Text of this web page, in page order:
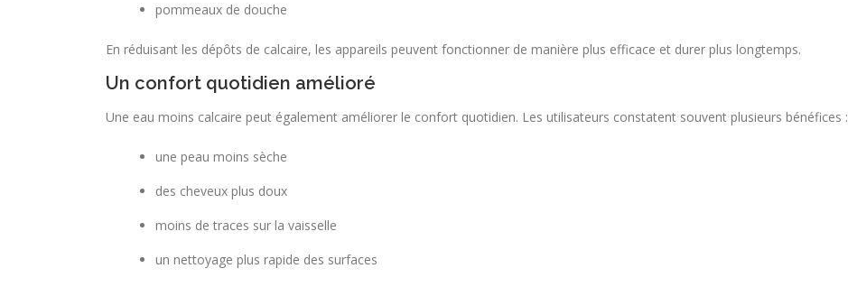
pommeaux de douche
En réduisant les dépôts de calcaire, les appareils peuvent fonctionner de manière plus efficace et durer plus longtemps.
Un confort quotidien amélioré
Une eau moins calcaire peut également améliorer le confort quotidien. Les utilisateurs constatent souvent plusieurs bénéfices :
une peau moins sèche
des cheveux plus doux
moins de traces sur la vaisselle
un nettoyage plus rapide des surfaces